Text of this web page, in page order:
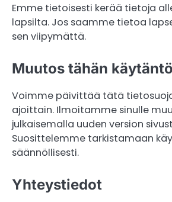
Emme tietoisesti kerää tietoja
lapsilta. Jos saamme tietoa
sen viipymättä.
Muutos tähän
Voimme päivittää tätä
ajoittain. Ilmoitamme sinulle
julkaisemalla uuden version
Suosittelemme tarkistamaan
säännöllisesti.
Yhteystiedot